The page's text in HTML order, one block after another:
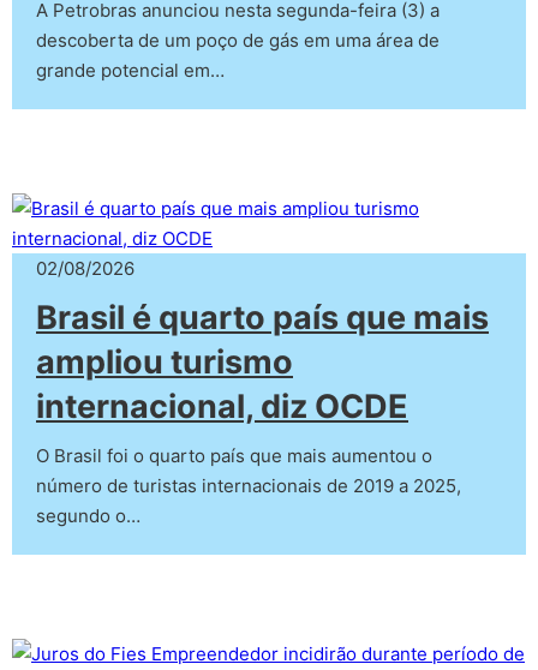
A Petrobras anunciou nesta segunda-feira (3) a
descoberta de um poço de gás em uma área de
grande potencial em…
02/08/2026
Brasil é quarto país que mais
ampliou turismo
internacional, diz OCDE
O Brasil foi o quarto país que mais aumentou o
número de turistas internacionais de 2019 a 2025,
segundo o…